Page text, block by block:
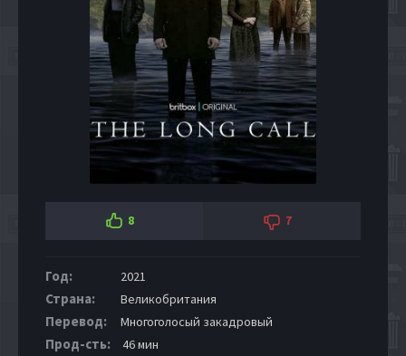
8 7
Год: 2021
Страна: Великобритания
Перевод: Многоголосый закадровый
Прод-сть: 46 мин